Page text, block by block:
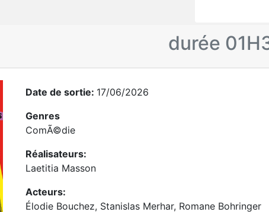
durée
Date de sortie: 17/06/2026
Genres
ComÃ©die
Réalisateurs:
Laetitia Masson
Acteurs:
Élodie Bouchez, Stanislas Merhar, Romane Bohringer